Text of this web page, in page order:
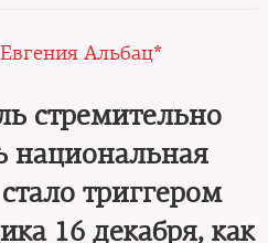
Евгения Альбац*
стремительно
национальная
триггером
16 декабря, как